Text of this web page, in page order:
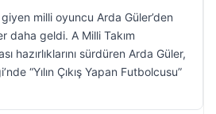
milli oyuncu Arda Güler’den
daha geldi. A Milli Takım
hazırlıklarını sürdüren Arda Güler,
“Yılın Çıkış Yapan Futbolcusu”